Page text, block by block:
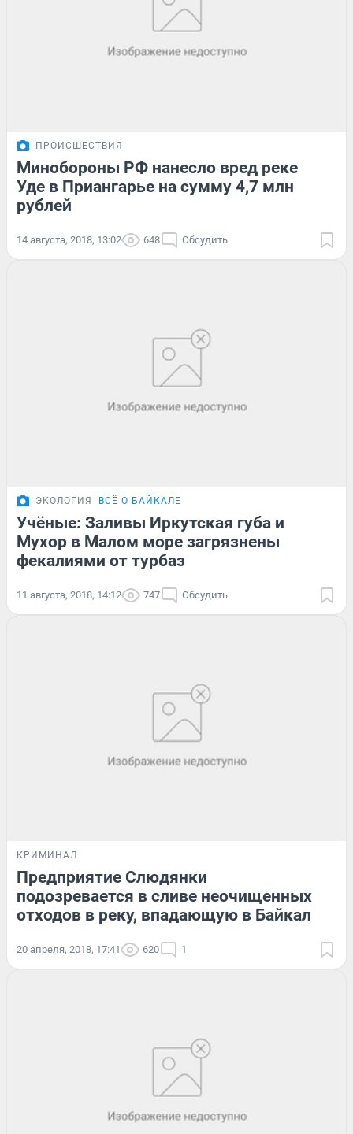
ПРОИСШЕСТВИЯ
Минобороны РФ нанесло вред реке
Уде в Приангарье на сумму 4,7 млн
рублей
14 августа, 2018, 13:02 648 Обсудить
ЭКОЛОГИЯ ВСЁ О БАЙКАЛЕ
Учёные: Заливы Иркутская губа и
Мухор в Малом море загрязнены
фекалиями от турбаз
11 августа, 2018, 14:12 747 Обсудить
КРИМИНАЛ
Предприятие Слюдянки
подозревается в сливе неочищенных
отходов в реку, впадающую в Байкал
20 апреля, 2018, 17:41 620 1